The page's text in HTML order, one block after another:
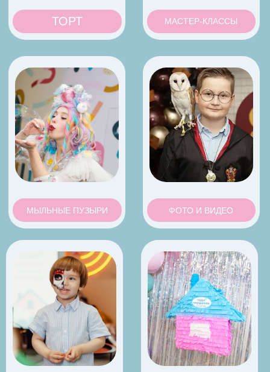
ОТПРАВИТЬ
+7 499 325-62-20 (Москва
и Область)
+7 961 480-71-88 (Ставрополь)
+7 960 032-33-25 (Казань)
Маx (Москва иОбласть
VK chudo_cherdachok
e-mailinfo@chudocherdachok.ru
Наши феи праздника всегда на связи
ДАВАЙТЕ ТВОРИТЬ ВОЛШЕБСТВО
ВМЕСТЕ!
А вы знали, что у нас
есть клуб Чудо Мам?
ВСТУПИТЬ
Общество с ограниченной ответственностью
«Чудо Чердачок»
ИНН 7 716 984 799
ОГРН 12 377 490 136